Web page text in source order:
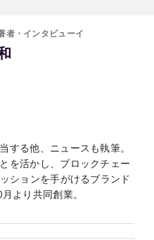
者・インタビューイ
する他、ニュースも執筆。
を活かし、ブロックチェー
ションを手がけるブランド
より共同創業。